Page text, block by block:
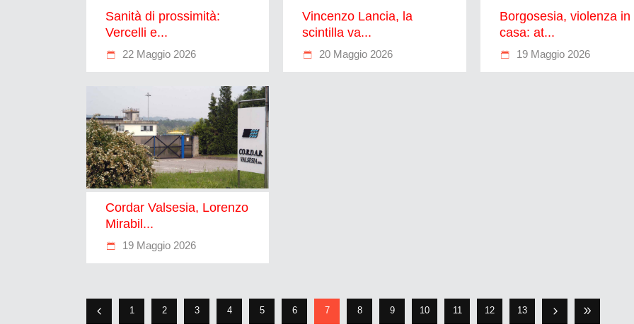
Sanità di prossimità:
Vercelli e...
22 Maggio 2026
Vincenzo Lancia, la
scintilla va...
20 Maggio 2026
Borgosesia, violenza in
casa: at...
19 Maggio 2026
Cordar Valsesia, Lorenzo
Mirabil...
19 Maggio 2026
1 2 3 4 5 6 7 8 9 10 11 12 13